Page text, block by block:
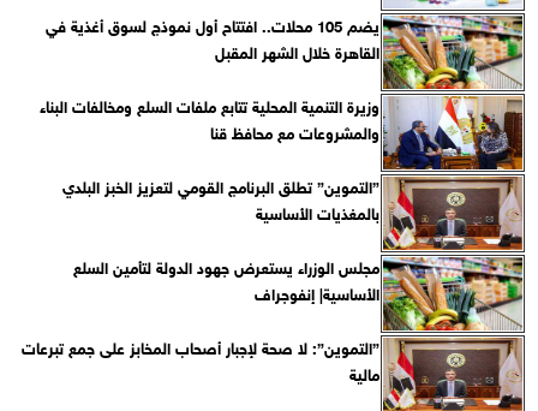
يضم 105 محلات.. افتتاح أول نموذج لسوق أغذية في
القاهرة خلال الشهر المقبل
وزيرة التنمية المحلية تتابع ملفات السلع ومخالفات البناء
والمشروعات مع محافظ قنا
”التموين” تطلق البرنامج القومي لتعزيز الخبز البلدي
بالمغذيات الأساسية
مجلس الوزراء يستعرض جهود الدولة لتأمين السلع
الأساسية| إنفوجراف
”التموين”: لا صحة لإجبار أصحاب المخابز على جمع تبرعات
مالية